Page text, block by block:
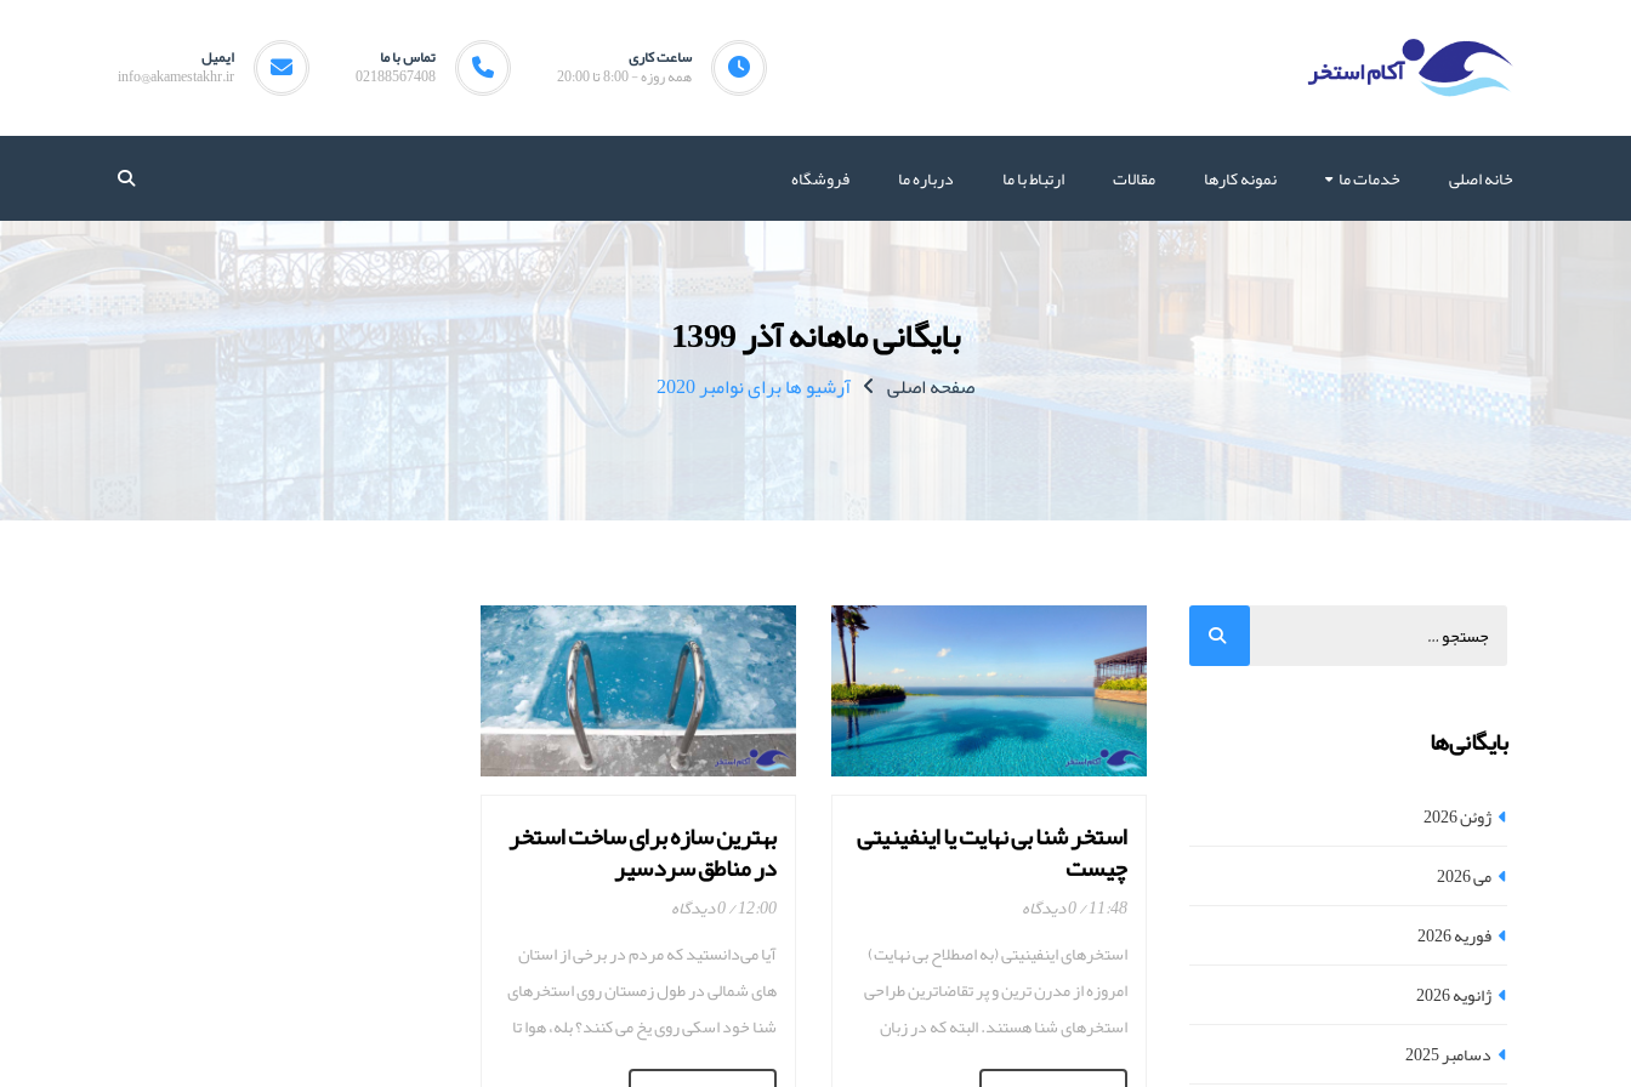
ایمیل
info@akamestakhr.ir
تماس با ما
02188567408
ساعت کاری
همه روزه - 8:00 تا 20:00
خانه اصلی خدمات ما نمونه کارها مقالات ارتباط با ما درباره ما فروشگاه
بایگانی ماهانه آذر 1399
صفحه اصلی آرشیو ها برای نوامبر 2020
استخر شنا بی نهایت یا اینفینیتی
چیست
11:48 0 دیدگاه
استخرهای اینفینیتی (به اصطلاح بی نهایت)
امروزه از مدرن ترین و پر تقاضاترین طراحی
استخرهای شنا هستند. البته که در زبان
فارسی به این گونه طرح ها ، استخرهای شنا
بهترین سازه برای ساخت استخر
در مناطق سردسیر
12:00 0 دیدگاه
آیا می‌دانستید که مردم در برخی از استان
های شمالی در طول زمستان روی استخرهای
شنا خود اسکی روی یخ می ‌کنند؟ بله، هوا تا
حد زیادی سرد می شود. اگر شما در منطقه‌
بایگانی‌ها
ژوئن 2026
می 2026
فوریه 2026
ژانویه 2026
دسامبر 2025